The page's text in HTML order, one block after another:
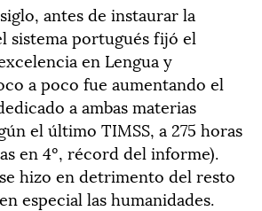
antes de instaurar la
sistema portugués fijó el
en Lengua y
a poco fue aumentando el
a ambas materias
el último TIMSS, a 275 horas
en 4º, récord del informe).
hizo en detrimento del resto
especial las humanidades.